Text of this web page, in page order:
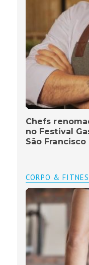
Chefs
no Festival
São Francisco
CORPO &